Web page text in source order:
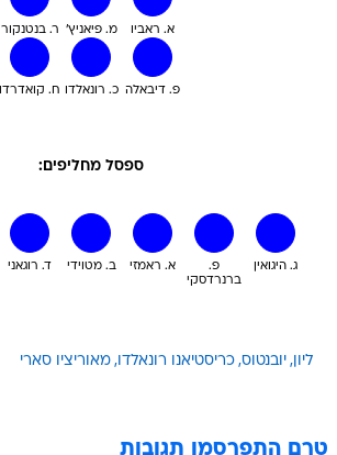
ר. בנטנקור מ. פיאניץ' א. ראביו
ח. קואדרדו כ. רונאלדו פ. דיבאלה
ספסל מחליפים:
ד. רוגאני ב. מטוידי א. ראמזי
פ.
ברנרדסקי
ג. היגואין
ליון יובנטוס כריסטיאנו רונאלדו מאוריציו סארי
טרם התפרסמו תגובות